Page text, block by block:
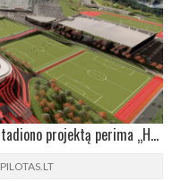
„BALTCAP“ TRAUKIASI: Nacionalinio stadiono projektą perima „Hanner“
PILOTAS.LT